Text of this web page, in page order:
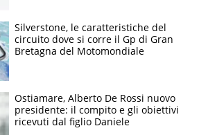
Silverstone, le caratteristiche del
circuito dove si corre il Gp di Gran
Bretagna del Motomondiale
Ostiamare, Alberto De Rossi nuovo
presidente: il compito e gli obiettivi
ricevuti dal figlio Daniele